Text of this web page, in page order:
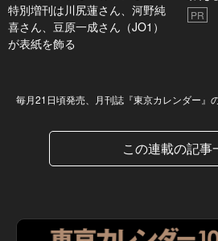
特別増刊は川尻蓮さん、河野純
喜さん、豆原一成さん（JO1）
が表紙を飾る
PR
毎月21日頃発売、月刊誌『東京カレンダー』
この連載の記事